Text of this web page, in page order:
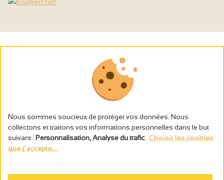
L’abus d’alcool est dangereux pour la santé, à consommer avec
Nous sommes soucieux de protéger vos données. Nous
collectons et traitons vos informations personnelles dans le but
suivant : Personnalisation, Analyse du trafic Choisir les cookies
que j'accepte...